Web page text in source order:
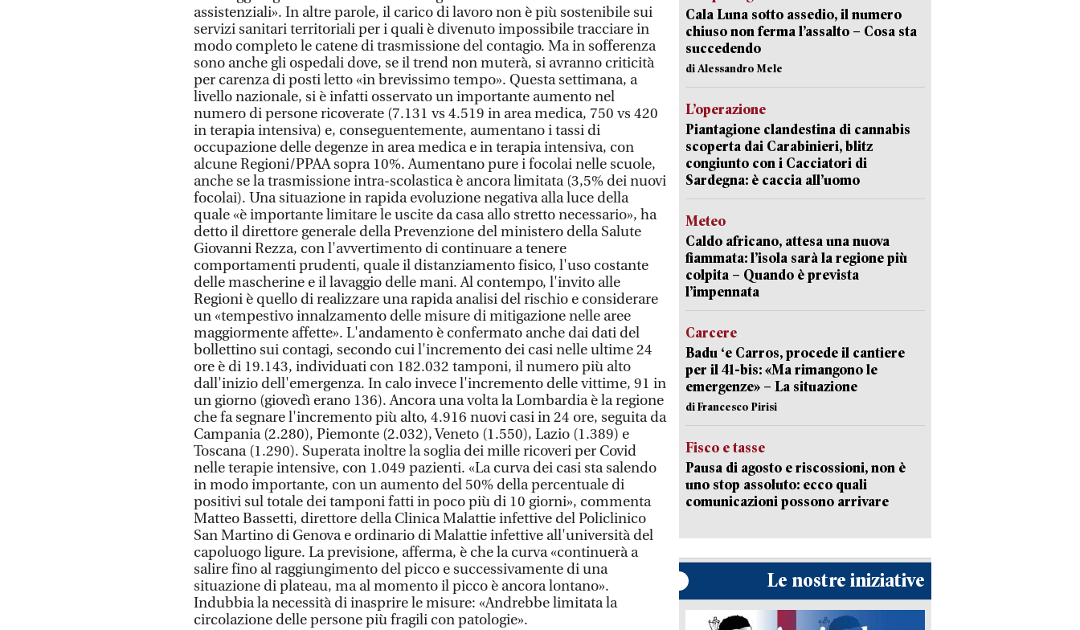
assistenziali». In altre parole, il carico di lavoro non è più sostenibile sui
servizi sanitari territoriali per i quali è divenuto impossibile tracciare in
modo completo le catene di trasmissione del contagio. Ma in sofferenza
sono anche gli ospedali dove, se il trend non muterà, si avranno criticità
per carenza di posti letto «in brevissimo tempo». Questa settimana, a
livello nazionale, si è infatti osservato un importante aumento nel
numero di persone ricoverate (7.131 vs 4.519 in area medica, 750 vs 420
in terapia intensiva) e, conseguentemente, aumentano i tassi di
occupazione delle degenze in area medica e in terapia intensiva, con
alcune Regioni/PPAA sopra 10%. Aumentano pure i focolai nelle scuole,
anche se la trasmissione intra-scolastica è ancora limitata (3,5% dei nuovi
focolai). Una situazione in rapida evoluzione negativa alla luce della
quale «è importante limitare le uscite da casa allo stretto necessario», ha
detto il direttore generale della Prevenzione del ministero della Salute
Giovanni Rezza, con l'avvertimento di continuare a tenere
comportamenti prudenti, quale il distanziamento fisico, l'uso costante
delle mascherine e il lavaggio delle mani. Al contempo, l'invito alle
Regioni è quello di realizzare una rapida analisi del rischio e considerare
un «tempestivo innalzamento delle misure di mitigazione nelle aree
maggiormente affette». L'andamento è confermato anche dai dati del
bollettino sui contagi, secondo cui l'incremento dei casi nelle ultime 24
ore è di 19.143, individuati con 182.032 tamponi, il numero più alto
dall'inizio dell'emergenza. In calo invece l'incremento delle vittime, 91 in
un giorno (giovedì erano 136). Ancora una volta la Lombardia è la regione
che fa segnare l'incremento più alto, 4.916 nuovi casi in 24 ore, seguita da
Campania (2.280), Piemonte (2.032), Veneto (1.550), Lazio (1.389) e
Toscana (1.290). Superata inoltre la soglia dei mille ricoveri per Covid
nelle terapie intensive, con 1.049 pazienti. «La curva dei casi sta salendo
in modo importante, con un aumento del 50% della percentuale di
positivi sul totale dei tamponi fatti in poco più di 10 giorni», commenta
Matteo Bassetti, direttore della Clinica Malattie infettive del Policlinico
San Martino di Genova e ordinario di Malattie infettive all'università del
capoluogo ligure. La previsione, afferma, è che la curva «continuerà a
salire fino al raggiungimento del picco e successivamente di una
situazione di plateau, ma al momento il picco è ancora lontano».
Indubbia la necessità di inasprire le misure: «Andrebbe limitata la
circolazione delle persone più fragili con patologie».
Cala Luna sotto assedio, il numero
chiuso non ferma l’assalto – Cosa sta
succedendo
di Alessandro Mele
L’operazione
Piantagione clandestina di cannabis
scoperta dai Carabinieri, blitz
congiunto con i Cacciatori di
Sardegna: è caccia all’uomo
Meteo
Caldo africano, attesa una nuova
fiammata: l’isola sarà la regione più
colpita – Quando è prevista
l’impennata
Carcere
Badu ‘e Carros, procede il cantiere
per il 41-bis: «Ma rimangono le
emergenze» – La situazione
di Francesco Pirisi
Fisco e tasse
Pausa di agosto e riscossioni, non è
uno stop assoluto: ecco quali
comunicazioni possono arrivare
Le nostre iniziative